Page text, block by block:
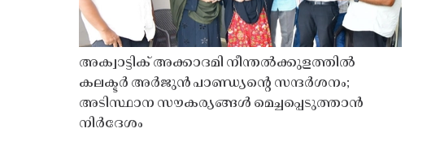
അക്വാട്ടിക് അക്കാദമി നീന്തൽക്കുളത്തിൽ
കലക്ടർ അർജുൻ പാണ്ഡ്യൻ്റെ സന്ദർശനം;
അടിസ്ഥാന സൗകര്യങ്ങൾ മെച്ചപ്പെടുത്താൻ
നിർദേശം